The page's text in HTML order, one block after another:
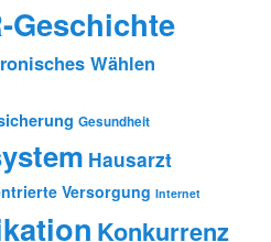
Geschichte
Wählen
Gesundheit
Hausarzt
Versorgung Internet
Konkurrenz